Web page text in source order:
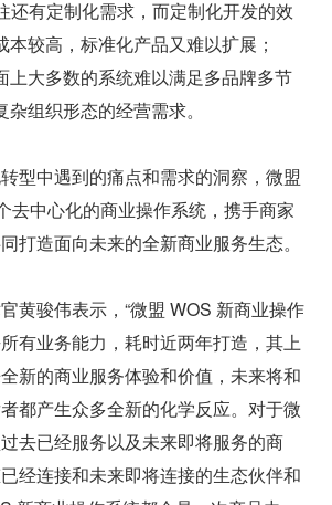
还有定制化需求，而定制化开发的效
本较高，标准化产品又难以扩展；
上大多数的系统难以满足多品牌多节
组织形态的经营需求。
型中遇到的痛点和需求的洞察，微盟
去中心化的商业操作系统，携手商家
打造面向未来的全新商业服务生态。
黄骏伟表示，“微盟 WOS 新商业操作
有业务能力，耗时近两年打造，其上
新的商业服务体验和价值，未来将和
都产生众多全新的化学反应。对于微
去已经服务以及未来即将服务的商
经连接和未来即将连接的生态伙伴和